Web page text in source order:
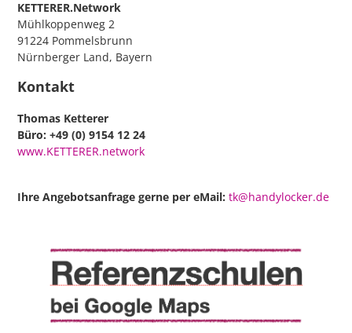
KETTERER.Network
Mühlkoppenweg 2
91224 Pommelsbrunn
Nürnberger Land, Bayern
Kontakt
Thomas Ketterer
Büro: +49 (0) 9154 12 24
www.KETTERER.network
Ihre Angebotsanfrage gerne per eMail:tk@handylocker.de